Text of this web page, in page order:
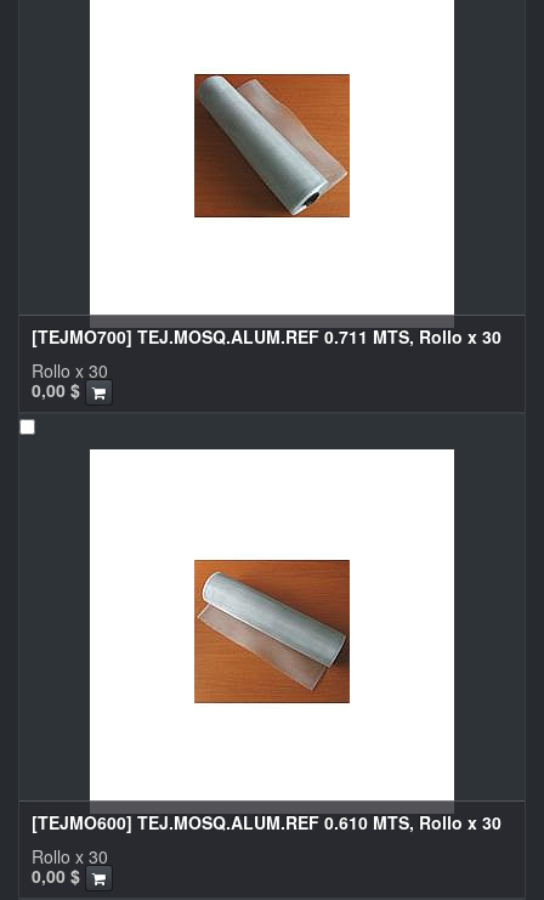
[TEJMO700] TEJ.MOSQ.ALUM.REF 0.711 MTS, Rollo x 30
0,00 $
Rollo x 30
[TEJMO600] TEJ.MOSQ.ALUM.REF 0.610 MTS, Rollo x 30
0,00 $
Rollo x 30